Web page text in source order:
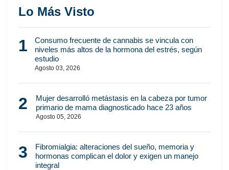
Lo Más Visto
1
Consumo frecuente de cannabis se vincula con
niveles más altos de la hormona del estrés, según
estudio
Agosto 03, 2026
2
Mujer desarrolló metástasis en la cabeza por tumor
primario de mama diagnosticado hace 23 años
Agosto 05, 2026
3
Fibromialgia: alteraciones del sueño, memoria y
hormonas complican el dolor y exigen un manejo
integral